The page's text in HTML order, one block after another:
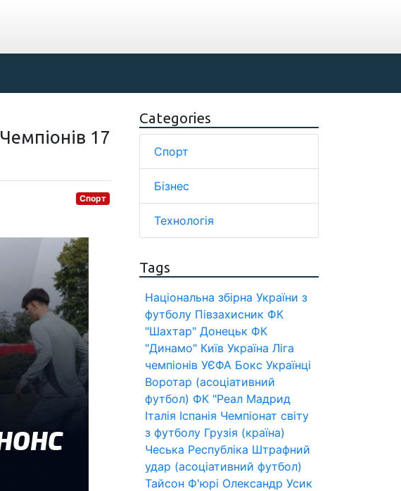
17
Спорт
Categories
Спорт
Бізнес
Технологія
Tags
Національна збірна України з
футболу Півзахисник ФК
"Шахтар" Донецьк ФК
"Динамо" Київ Україна Ліга
чемпіонів УЄФА Бокс Українці
Воротар (асоціативний
футбол) ФК "Реал Мадрид
Італія Іспанія Чемпіонат світу
з футболу Грузія (країна)
Чеська Республіка Штрафний
удар (асоціативний футбол)
Тайсон Ф'юрі Олександр Усик